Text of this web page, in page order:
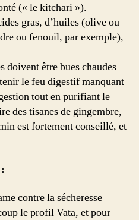
(« le kitchari »).
gras, d’huiles (olive ou
ou fenouil, par exemple),
doivent être bues chaudes
le feu digestif manquant
tout en purifiant le
des tisanes de gingembre,
est fortement conseillé, et
contre la sécheresse
le profil Vata, et pour